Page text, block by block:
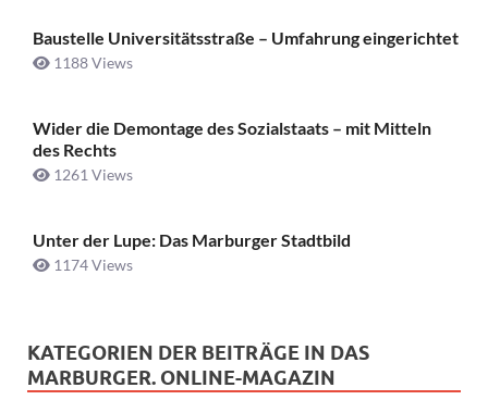
Baustelle Universitätsstraße ­– Umfahrung eingerichtet
1188 Views
Wider die Demontage des Sozialstaats – mit Mitteln
des Rechts
1261 Views
Unter der Lupe: Das Marburger Stadtbild
1174 Views
KATEGORIEN DER BEITRÄGE IN DAS
MARBURGER. ONLINE-MAGAZIN